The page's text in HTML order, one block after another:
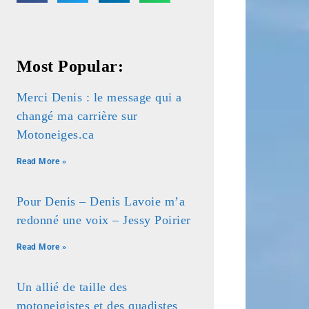
Most Popular:
Merci Denis : le message qui a
changé ma carrière sur
Motoneiges.ca
Read More »
Pour Denis – Denis Lavoie m’a
redonné une voix – Jessy Poirier
Read More »
Un allié de taille des
motoneigistes et des quadistes